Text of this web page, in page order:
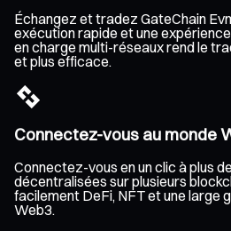
Échangez et tradez GateChain
exécution rapide et une
en charge multi-réseaux rend le
et plus efficace.
Connectez-vous au monde
Connectez-vous en un clic à plus
décentralisées sur plusieurs
facilement DeFi, NFT et une large
Web3.